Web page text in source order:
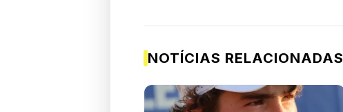
NOTÍCIAS RELACIONADAS